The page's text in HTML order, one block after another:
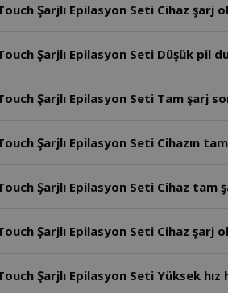
Şarjlı Epilasyon Seti Cihaz şarj
Şarjlı Epilasyon Seti Düşük pil
Şarjlı Epilasyon Seti Tam şarj
Şarjlı Epilasyon Seti Cihazın
Şarjlı Epilasyon Seti Cihaz tam
Şarjlı Epilasyon Seti Cihaz şarj
Şarjlı Epilasyon Seti Yüksek